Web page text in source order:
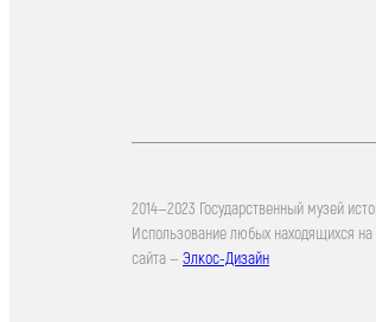
2014—2023 Государственный музей
Использование любых находящихся
сайта — Элкос-Дизайн